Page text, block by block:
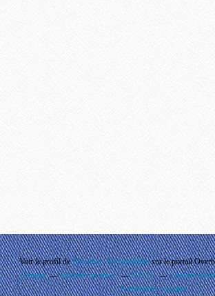
Voir le profil dePhouthay Nontanovanhsur le portail
Contact
Signaler un abus C.G.U.
Cookies et
Préférences cookies